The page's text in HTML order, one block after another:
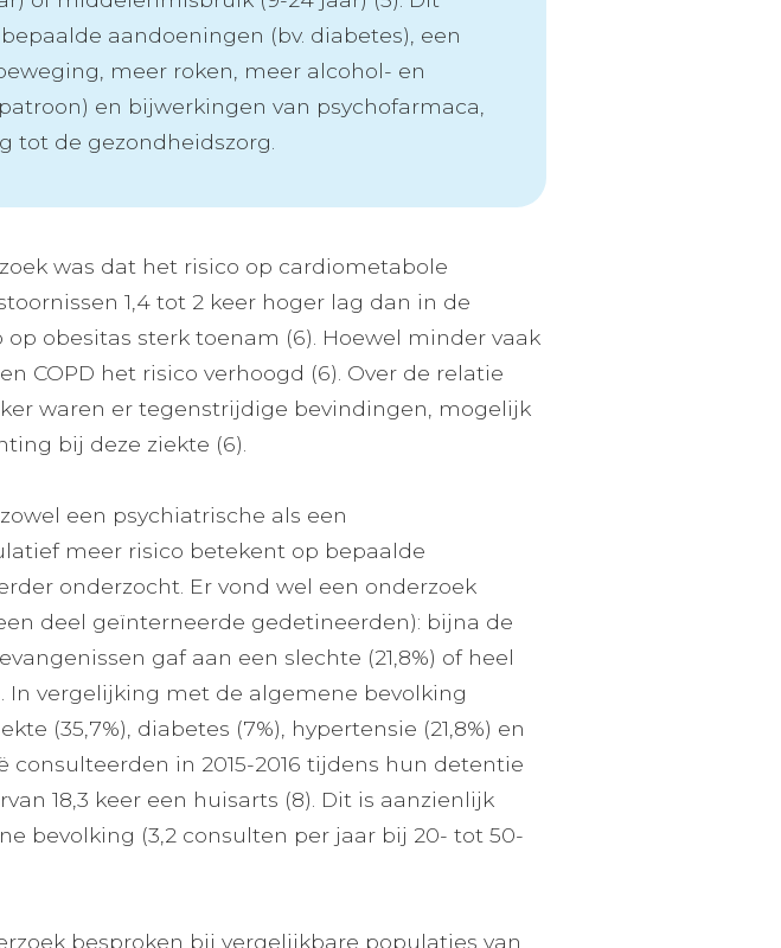
aandoeningen (bv. diabetes), een
meer roken, meer alcohol- en
en bijwerkingen van psychofarmaca,
tot de gezondheidszorg.
was dat het risico op cardiometabole
1,4 tot 2 keer hoger lag dan in de
obesitas sterk toenam (6). Hoewel minder vaak
COPD het risico verhoogd (6). Over de relatie
waren er tegenstrijdige bevindingen, mogelijk
bij deze ziekte (6).
een psychiatrische als een
meer risico betekent op bepaalde
onderzocht. Er vond wel een onderzoek
deel geïnterneerde gedetineerden): bijna de
gaf aan een slechte (21,8%) of heel
In vergelijking met de algemene bevolking
(35,7%), diabetes (7%), hypertensie (21,8%) en
consulteerden in 2015-2016 tijdens hun detentie
18,3 keer een huisarts (8). Dit is aanzienlijk
bevolking (3,2 consulten per jaar bij 20- tot 50-
besproken bij vergelijkbare populaties van